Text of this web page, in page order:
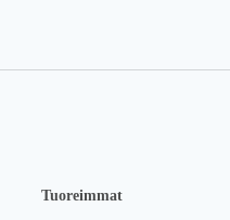
Tuoreimmat